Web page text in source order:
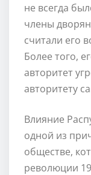
не всегда
члены
считали его
Более того,
авторитет
авторитету
Влияние
одной из
обществе,
революции